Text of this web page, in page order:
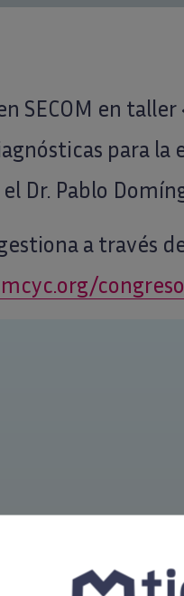
SECOM en
para
Dr. Pablo
a través